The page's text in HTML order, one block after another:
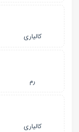
کالیاری
رم
کالیاری